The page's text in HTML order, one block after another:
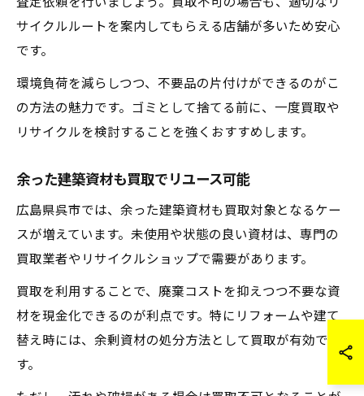
サイクルルートを案内してもらえる店舗が多いため安心
です。
環境負荷を減らしつつ、不要品の片付けができるのがこ
の方法の魅力です。ゴミとして捨てる前に、一度買取や
リサイクルを検討することを強くおすすめします。
余った建築資材も買取でリユース可能
広島県呉市では、余った建築資材も買取対象となるケー
スが増えています。未使用や状態の良い資材は、専門の
買取業者やリサイクルショップで需要があります。
買取を利用することで、廃棄コストを抑えつつ不要な資
材を現金化できるのが利点です。特にリフォームや建て
替え時には、余剰資材の処分方法として買取が有効で
す。